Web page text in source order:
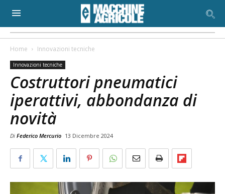
Home Innovazioni tecniche
Innovazioni tecniche
Costruttori pneumatici
iperattivi, abbondanza di
novità
Di Federico Mercurio 13 Dicembre 2024